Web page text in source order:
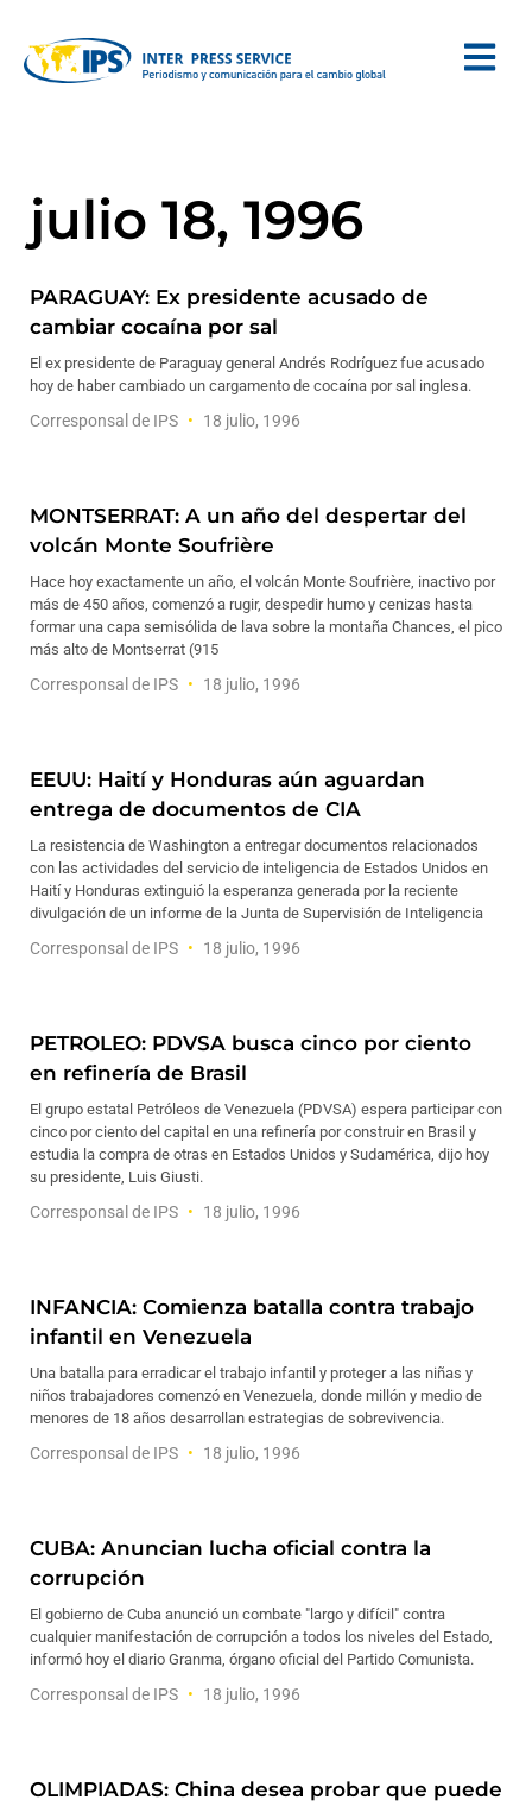
julio 18, 1996
PARAGUAY: Ex presidente acusado de
cambiar cocaína por sal
El ex presidente de Paraguay general Andrés Rodríguez fue acusado
hoy de haber cambiado un cargamento de cocaína por sal inglesa.
Corresponsal de IPS 18 julio, 1996
MONTSERRAT: A un año del despertar del
volcán Monte Soufrière
Hace hoy exactamente un año, el volcán Monte Soufrière, inactivo por
más de 450 años, comenzó a rugir, despedir humo y cenizas hasta
formar una capa semisólida de lava sobre la montaña Chances, el pico
más alto de Montserrat (915
Corresponsal de IPS 18 julio, 1996
EEUU: Haití y Honduras aún aguardan
entrega de documentos de CIA
La resistencia de Washington a entregar documentos relacionados
con las actividades del servicio de inteligencia de Estados Unidos en
Haití y Honduras extinguió la esperanza generada por la reciente
divulgación de un informe de la Junta de Supervisión de Inteligencia
Corresponsal de IPS 18 julio, 1996
PETROLEO: PDVSA busca cinco por ciento
en refinería de Brasil
El grupo estatal Petróleos de Venezuela (PDVSA) espera participar con
cinco por ciento del capital en una refinería por construir en Brasil y
estudia la compra de otras en Estados Unidos y Sudamérica, dijo hoy
su presidente, Luis Giusti.
Corresponsal de IPS 18 julio, 1996
INFANCIA: Comienza batalla contra trabajo
infantil en Venezuela
Una batalla para erradicar el trabajo infantil y proteger a las niñas y
niños trabajadores comenzó en Venezuela, donde millón y medio de
menores de 18 años desarrollan estrategias de sobrevivencia.
Corresponsal de IPS 18 julio, 1996
CUBA: Anuncian lucha oficial contra la
corrupción
El gobierno de Cuba anunció un combate "largo y difícil" contra
cualquier manifestación de corrupción a todos los niveles del Estado,
informó hoy el diario Granma, órgano oficial del Partido Comunista.
Corresponsal de IPS 18 julio, 1996
OLIMPIADAS: China desea probar que puede